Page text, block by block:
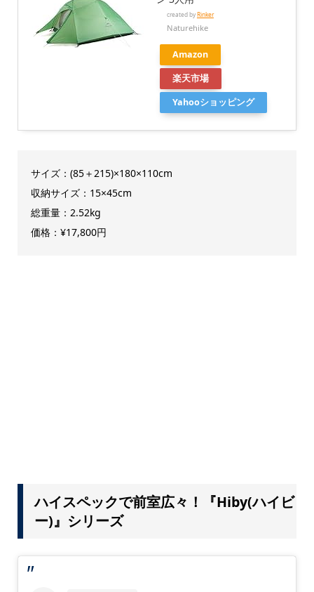
created byRinker
Naturehike
Amazon
楽天市場
Yahooショッピング
サイズ：(85＋215)×180×110cm
収納サイズ：15×45cm
総重量：2.52kg
価格：¥17,800円
ハイスペックで前室広々！『Hiby(ハイビ
ー)』シリーズ